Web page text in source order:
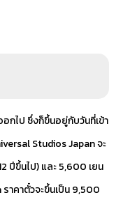
กไป ซึ่งก็ขึ้นอยู่กับวันที่เข้า
Studios Japan จะ
ปีขึ้นไป) และ 5,600 เยน
ราคาตั๋วจะขึ้นเป็น 9,500